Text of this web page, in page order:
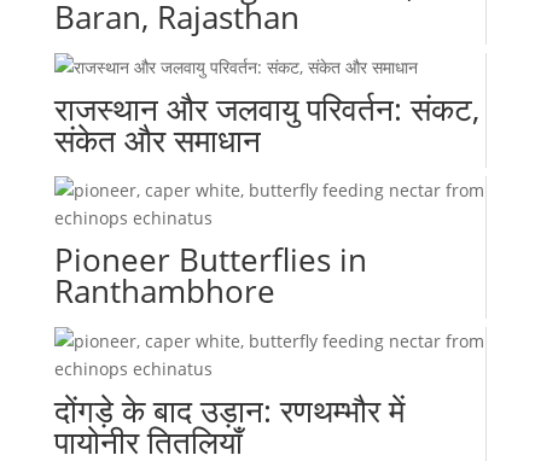
Baran, Rajasthan
राजस्थान और जलवायु परिवर्तन: संकट,
संकेत और समाधान
Pioneer Butterflies in
Ranthambhore
दोंगड़े के बाद उड़ान: रणथम्भौर में
पायोनीर तितलियाँ